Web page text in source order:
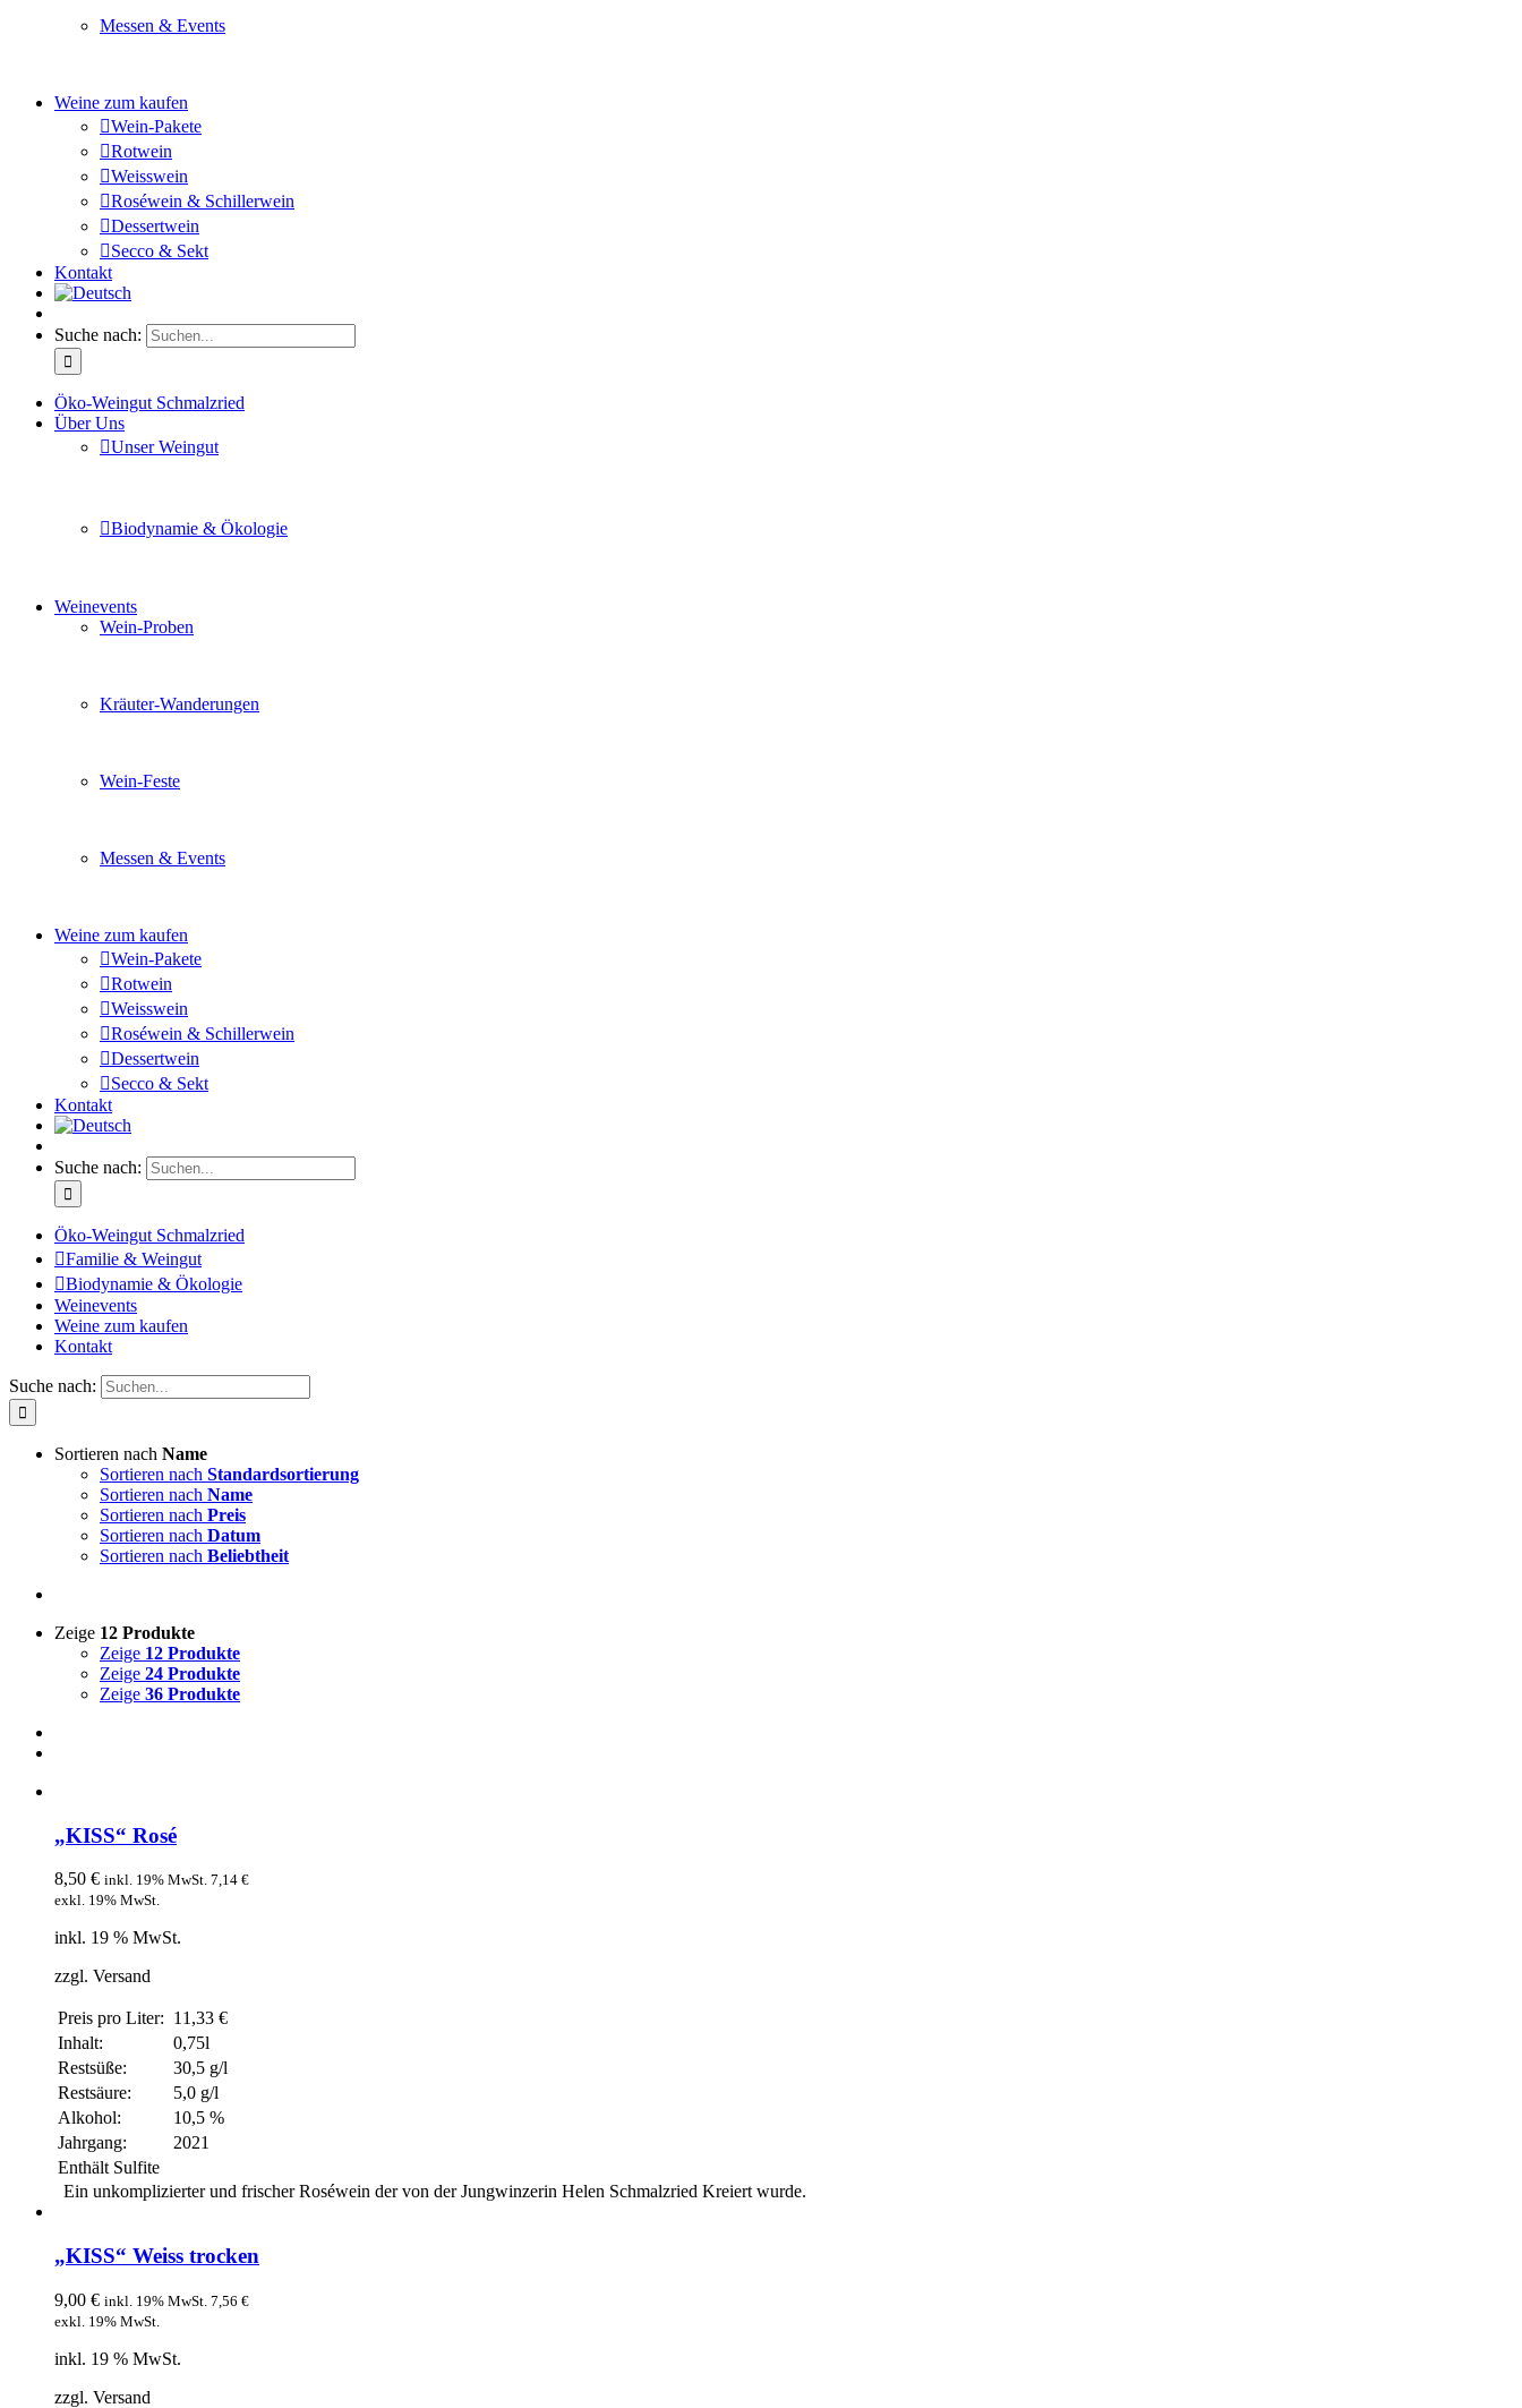
Messen & Events
Weine zum kaufen
Wein-Pakete
Rotwein
Weisswein
Roséwein & Schillerwein
Dessertwein
Secco & Sekt
Kontakt
Suche nach:
Öko-Weingut Schmalzried
Über Uns
Unser Weingut
Biodynamie & Ökologie
Weinevents
Wein-Proben
Kräuter-Wanderungen
Wein-Feste
Messen & Events
Weine zum kaufen
Wein-Pakete
Rotwein
Weisswein
Roséwein & Schillerwein
Dessertwein
Secco & Sekt
Kontakt
Suche nach:
Öko-Weingut Schmalzried
Familie & Weingut
Biodynamie & Ökologie
Weinevents
Weine zum kaufen
Kontakt
Suche nach:
Sortieren nach Name
Sortieren nach Standardsortierung
Sortieren nach Name
Sortieren nach Preis
Sortieren nach Datum
Sortieren nach Beliebtheit
Zeige 12 Produkte
Zeige 12 Produkte
Zeige 24 Produkte
Zeige 36 Produkte
„KISS“ Rosé
8,50 € inkl. 19% MwSt. 7,14 €
exkl. 19% MwSt.
inkl. 19 % MwSt.
zzgl. Versand
Preis pro Liter: 11,33 €
Inhalt:
0,75l
Restsüße:
30,5 g/l
Restsäure:
5,0 g/l
Alkohol:
10,5 %
Jahrgang:
2021
Enthält Sulfite
Ein unkomplizierter und frischer Roséwein der von der Jungwinzerin Helen Schmalzried Kreiert wurde.
„KISS“ Weiss trocken
9,00 € inkl. 19% MwSt. 7,56 €
exkl. 19% MwSt.
inkl. 19 % MwSt.
zzgl. Versand